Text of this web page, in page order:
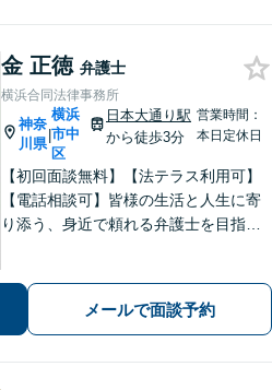
金 正徳 弁護士
横浜合同法律事務所
神奈
川県
|
横浜
市中
区
日本大通り駅
から徒歩3分
営業時間：
本日定休日
【初回面談無料】【法テラス利用可】
【電話相談可】皆様の生活と人生に寄
り添う、身近で頼れる弁護士を目指し
債務整理／刑事事件など、お任せくだ
さい。おひとりで悩みを抱えず、まず
メールで面談予約